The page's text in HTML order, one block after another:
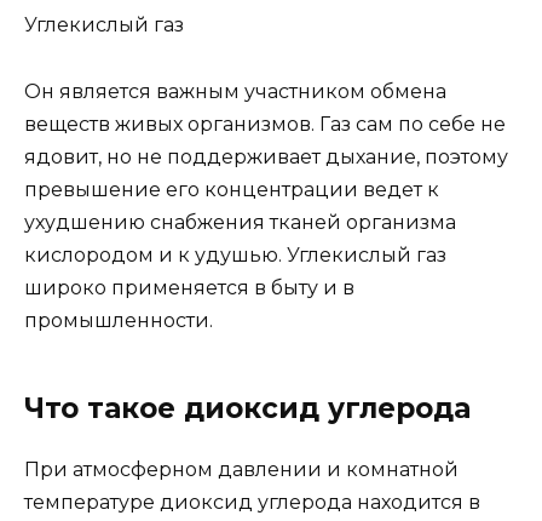
Углекислый газ
Он является важным участником обмена
веществ живых организмов. Газ сам по себе не
ядовит, но не поддерживает дыхание, поэтому
превышение его концентрации ведет к
ухудшению снабжения тканей организма
кислородом и к удушью. Углекислый газ
широко применяется в быту и в
промышленности.
Что такое диоксид углерода
При атмосферном давлении и комнатной
температуре диоксид углерода находится в